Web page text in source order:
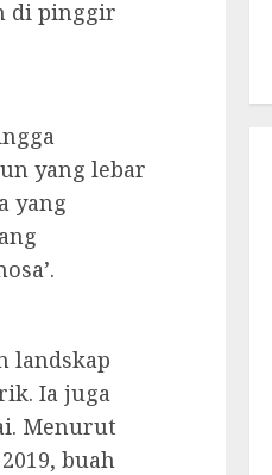
di pinggir
yang lebar
yang
landskap
Ia juga
Menurut
buah